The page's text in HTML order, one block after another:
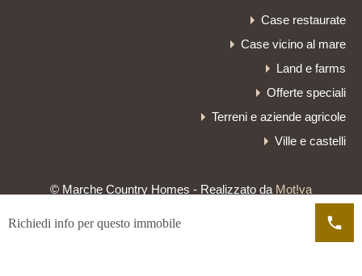
Case restaurate
Case vicino al mare
Land e farms
Offerte speciali
Terreni e aziende agricole
Ville e castelli
© Marche Country Homes - Realizzato da Mot!va
Richiedi info per questo immobile